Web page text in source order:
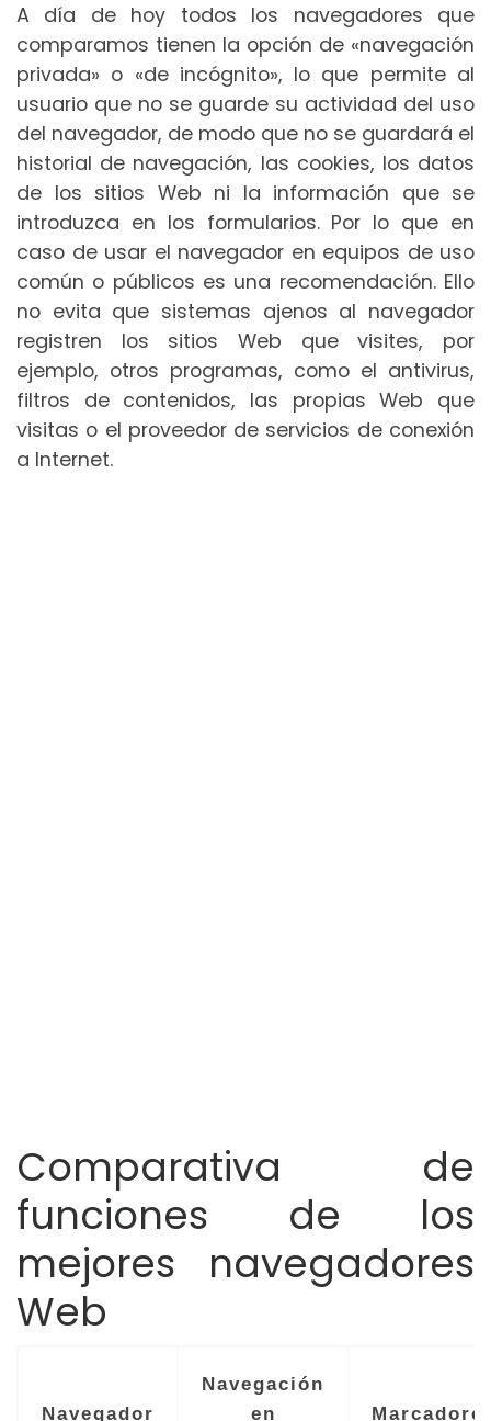
A día de hoy todos los navegadores que
comparamos tienen la opción de «navegación
privada» o «de incógnito», lo que permite al
usuario que no se guarde su actividad del uso
del navegador, de modo que no se guardará el
historial de navegación, las cookies, los datos
de los sitios Web ni la información que se
introduzca en los formularios. Por lo que en
caso de usar el navegador en equipos de uso
común o públicos es una recomendación. Ello
no evita que sistemas ajenos al navegador
registren los sitios Web que visites, por
ejemplo, otros programas, como el antivirus,
filtros de contenidos, las propias Web que
visitas o el proveedor de servicios de conexión
a Internet.
Comparativa de
funciones de los
mejores navegadores
Web
Navegador
Navegación
en